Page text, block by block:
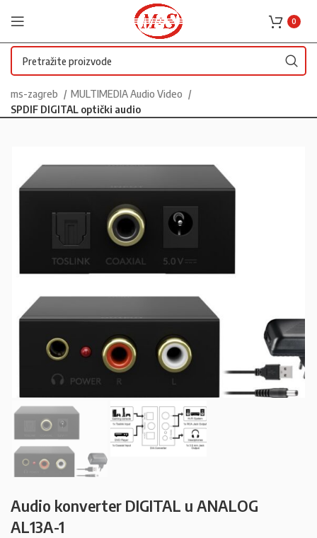
0
ms-zagreb
MULTIMEDIA Audio Video
SPDIF DIGITAL optički audio
Audio konverter DIGITAL u ANALOG
AL13A-1